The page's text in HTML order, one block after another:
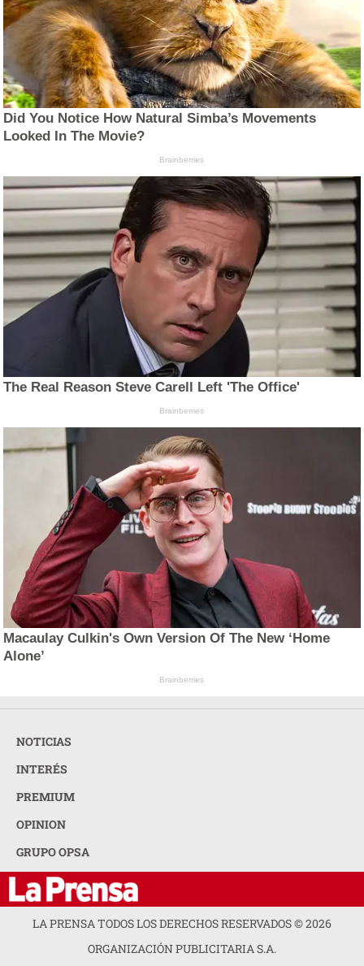
Did You Notice How Natural Simba’s Movements
Looked In The Movie?
Brainberries
The Real Reason Steve Carell Left 'The Office'
Brainberries
Macaulay Culkin's Own Version Of The New ‘Home
Alone’
Brainberries
NOTICIAS
INTERÉS
PREMIUM
OPINION
GRUPO OPSA
LA PRENSA TODOS LOS DERECHOS RESERVADOS ©2026
ORGANIZACIÓN PUBLICITARIA S.A.